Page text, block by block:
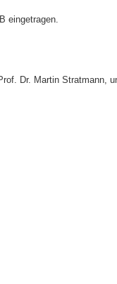
eingetragen.
Dr. Martin Stratmann,